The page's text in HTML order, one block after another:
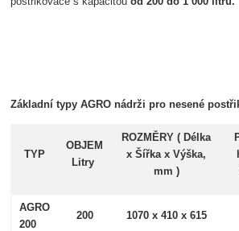
Základní typy AGRO nádrži pro nesené
TYP
OBJEM
Litry
ROZMĚRY ( Délka
x Šířka x Výška,
mm )
AGRO
200
200 1070 x 410 x 615